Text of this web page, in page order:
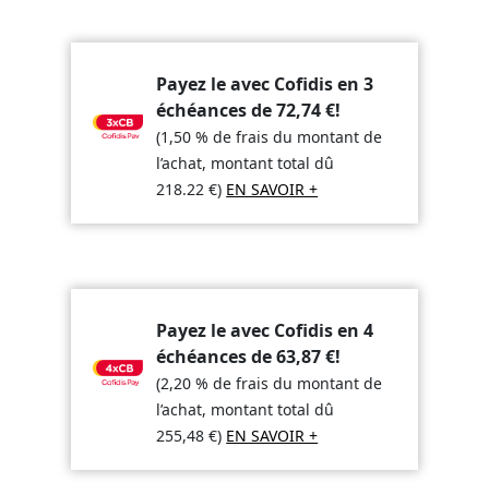
Payez le avec Cofidis en 3
échéances de72,74€!
(1,50 % de frais du montant de
l’achat, montant total dû
218.22€) EN SAVOIR +
Payez le avec Cofidis en 4
échéances de63,87€!
(2,20 % de frais du montant de
l’achat, montant total dû
255,48€) EN SAVOIR +